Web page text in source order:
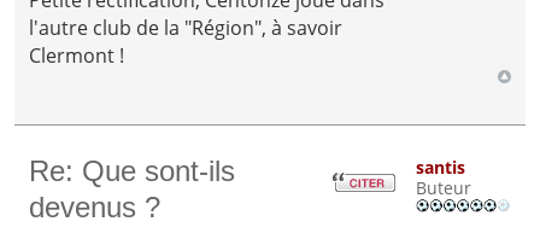
l'autre club de la "Région", à savoir
Clermont !
Re: Que sont-ils
devenus ?
santis
Buteur